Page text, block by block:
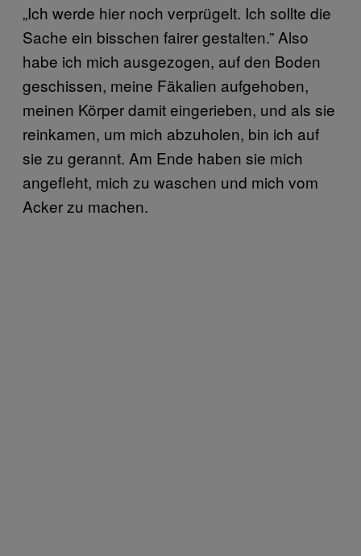
„Ich werde hier noch verprügelt. Ich sollte die
Sache ein bisschen fairer gestalten.” Also
habe ich mich ausgezogen, auf den Boden
geschissen, meine Fäkalien aufgehoben,
meinen Körper damit eingerieben, und als sie
reinkamen, um mich abzuholen, bin ich auf
sie zu gerannt. Am Ende haben sie mich
angefleht, mich zu waschen und mich vom
Acker zu machen.